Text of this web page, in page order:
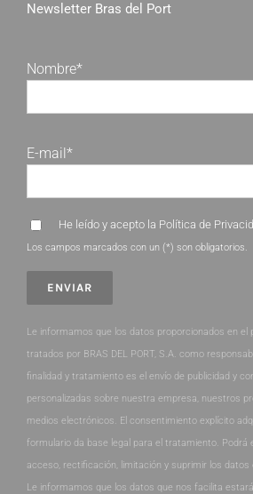
Newsletter Bras del Port
Nombre*
E-mail*
He leído y acepto la Política de
Los campos marcados con un (*) son obligatorios.
Le informamos que los datos proporcionados en el
tratados por BRAS DEL PORT, S.A. como
finalidad y tratamiento es el envío de publicidad y
personalizadas sobre nuestra empresa, nuestros
medios electrónicos. El consentimiento explícito
formulario da base legal para el tratamiento. Podrá
acceso, rectificación, limitación y suprimir los
Le informamos que los datos que nos facilita